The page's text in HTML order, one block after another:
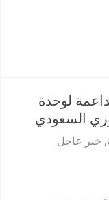
لوحدة
السعودي
, خبر عاجل